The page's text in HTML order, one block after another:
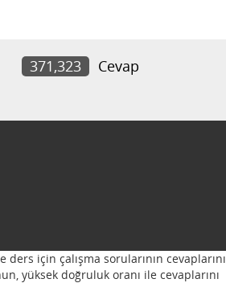
371,323
Cevap
için çalışma sorularının cevaplarını
yüksek doğruluk oranı ile cevaplarını